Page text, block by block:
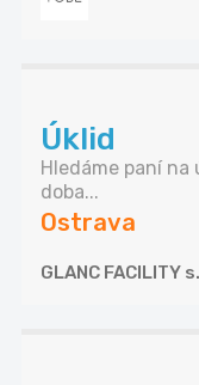
Úklid
Hledáme paní
doba...
Ostrava
GLANC FACILITY